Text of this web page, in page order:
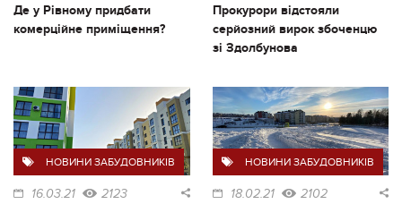
Де у Рівному придбати
комерційне приміщення?
Прокурори відстояли
серйозний вирок збоченцю
зі Здолбунова
НОВИНИ ЗАБУДОВНИКІВ
16.03.21 2123
НОВИНИ ЗАБУДОВНИКІВ
18.02.21 2102